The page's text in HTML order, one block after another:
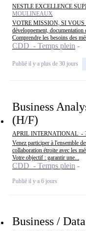
NESTLE EXCELLENCE
MOULINEAUX
VOTRE MISSION, SI VOUS
développement,
Comprendre les besoins des
CDD - Temps plein
Publié il y a plus de 30 jours
Business
(H/F)
APRIL INTERNATIONAL -
Venez participer à l'ensemble
collaboration étroite avec les
Votre objectif : garantir une...
CDD - Temps plein
Publié il y a 6 jours
Business /